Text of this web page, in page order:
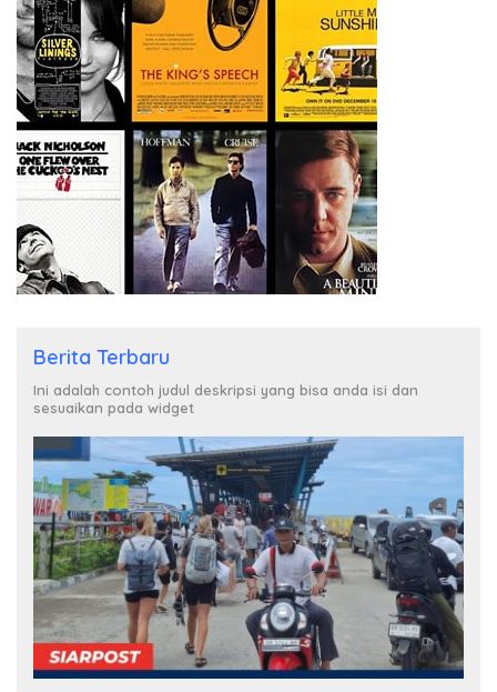
Berita Terbaru
Ini adalah contoh judul deskripsi yang bisa anda isi dan
sesuaikan pada widget